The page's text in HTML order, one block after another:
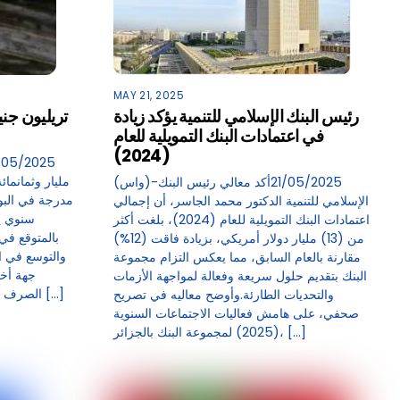
مدرجة في
بالمتوقع
والتوسع في
جهة
الصرف المحلية التي عززت رحلة ربحية عدد […]
MAY 21, 2025
رئيس البنك الإسلامي للتنمية يؤكد زيادة
في اعتمادات البنك التمويلية للعام
(2024)
(واس)-21/05/2025أكد معالي رئيس البنك
الإسلامي للتنمية الدكتور محمد الجاسر، أن إجمالي
اعتمادات البنك التمويلية للعام (2024)، بلغت أكثر
من (13) مليار دولار أمريكي، بزيادة فاقت (12%)
مقارنة بالعام السابق، مما يعكس التزام مجموعة
البنك بتقديم حلول سريعة وفعالة لمواجهة الأزمات
والتحديات الطارئة.وأوضح معاليه في تصريح
صحفي، على هامش فعاليات الاجتماعات السنوية
(2025) لمجموعة البنك بالجزائر، […]